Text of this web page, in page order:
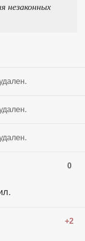
незаконных
0
+2